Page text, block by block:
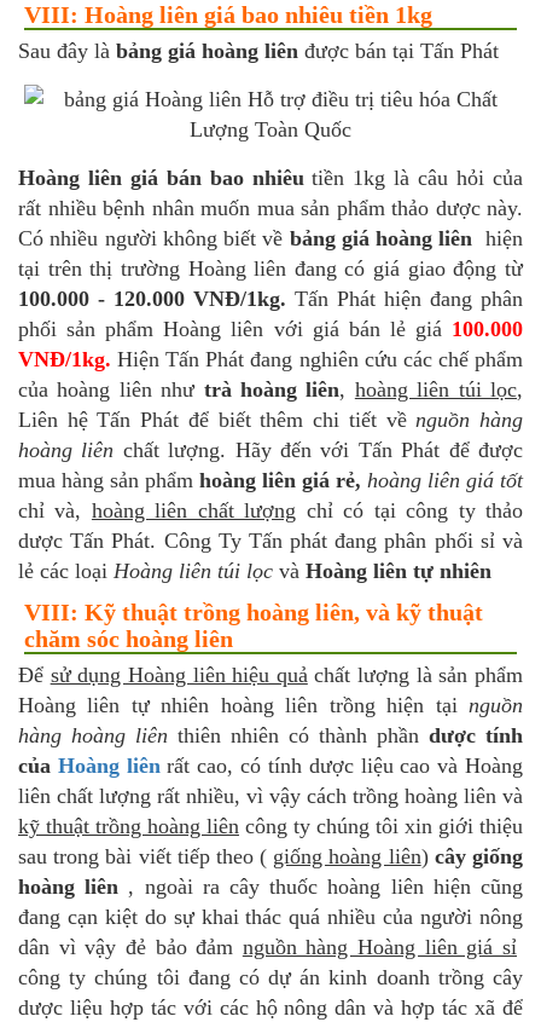
VIII: Hoàng liên giá bao nhiêu tiền 1kg
Sau đây là bảng giá hoàng liên được bán tại Tấn Phát
Hoàng liên giá bán bao nhiêutiền 1kg là câu hỏi của
rất nhiều bệnh nhân muốn mua sản phẩm thảo dược này.
Có nhiều người không biết về bảng giá hoàng liên hiện
tại trên thị trường Hoàng liên đang có giá giao động từ
100.000 - 120.000 VNĐ/1kg. Tấn Phát hiện đang phân
phối sản phẩm Hoàng liên với giá bán lẻ giá 100.000
VNĐ/1kg.Hiện Tấn Phát đang nghiên cứu các chế phẩm
của hoàng liên như trà hoàng liên, hoàng liên túi lọc,
Liên hệ Tấn Phát để biết thêm chi tiết vềnguồn hàng
hoàng liên chất lượng. Hãy đến với Tấn Phát để được
mua hàng sản phẩm hoàng liên giá rẻ, hoàng liên giá tốt
chỉ và, hoàng liên chất lượng chỉ có tại công ty thảo
dược Tấn Phát. Công Ty Tấn phát đang phân phối sỉ và
lẻ các loại Hoàng liên túi lọc và Hoàng liên tự nhiên
VIII: Kỹ thuật trồng hoàng liên, và kỹ thuật
chăm sóc hoàng liên
Để sử dụng Hoàng liên hiệu quảchất lượng là sản phẩm
Hoàng liên tự nhiên hoàng liên trồng hiện tại nguồn
hàng hoàng liên thiên nhiên có thành phần dược tính
của Hoàng liên rất cao, có tính dược liệu cao và Hoàng
liên chất lượng rất nhiều, vì vậy cách trồng hoàng liên và
kỹ thuật trồng hoàng liên công ty chúng tôi xin giới thiệu
sau trong bài viết tiếp theo ( giống hoàng liên) cây giống
hoàng liên , ngoài ra cây thuốc hoàng liên hiện cũng
đang cạn kiệt do sự khai thác quá nhiều của người nông
dân vì vậy đẻ bảo đảm nguồn hàng Hoàng liên giá sỉ
công ty chúng tôi đang có dự án kinh doanh trồng cây
dược liệu hợp tác với các hộ nông dân và hợp tác xã để